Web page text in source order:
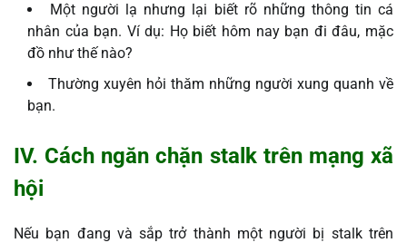
Một người lạ nhưng lại biết rõ những thông tin cá
nhân của bạn. Ví dụ: Họ biết hôm nay bạn đi đâu, mặc
đồ như thế nào?
Thường xuyên hỏi thăm những người xung quanh về
bạn.
IV. Cách ngăn chặn stalk trên mạng xã
hội
Nếu bạn đang và sắp trở thành một người bị stalk trên